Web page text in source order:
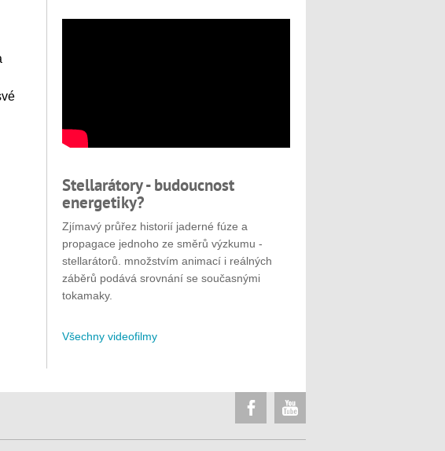
Stellarátory - budoucnost
energetiky?
Zjímavý průřez historií jaderné fúze a
propagace jednoho ze směrů výzkumu -
stellarátorů. množstvím animací i reálných
záběrů podává srovnání se současnými
tokamaky.
Všechny videofilmy